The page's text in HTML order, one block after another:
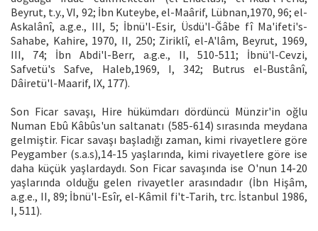
Beyrut, t.y., VI, 92; İbn Kuteybe, el-Maârif, Lübnan,1970, 96; el-
Askalânî, a.g.e., III, 5; İbnü'l-Esir, Üsdü'l-Ğâbe fî Ma'ifeti's-
Sahabe, Kahire, 1970, II, 250; Ziriklî, el-A'lâm, Beyrut, 1969,
III, 74; İbn Abdi'l-Berr, a.g.e., II, 510-511; İbnü'l-Cevzi,
Safvetü's Safve, Haleb,1969, I, 342; Butrus el-Bustânî,
Dâiretü'l-Maarif, IX, 177).
Son Ficar savaşı, Hire hükümdarı dördüncü Münzir'in oğlu
Numan Ebû Kâbûs'un saltanatı (585-614) sırasında meydana
gelmiştir. Ficar savaşı başladığı zaman, kimi rivayetlere göre
Peygamber (s.a.s),14-15 yaşlarında, kimi rivayetlere göre ise
daha küçük yaşlardaydı. Son Ficar savaşında ise O'nun 14-20
yaşlarında olduğu gelen rivayetler arasındadır (İbn Hişâm,
a.g.e., II, 89; İbnü'l-Esîr, el-Kâmil fi't-Tarih, trc. İstanbul 1986,
I, 511).